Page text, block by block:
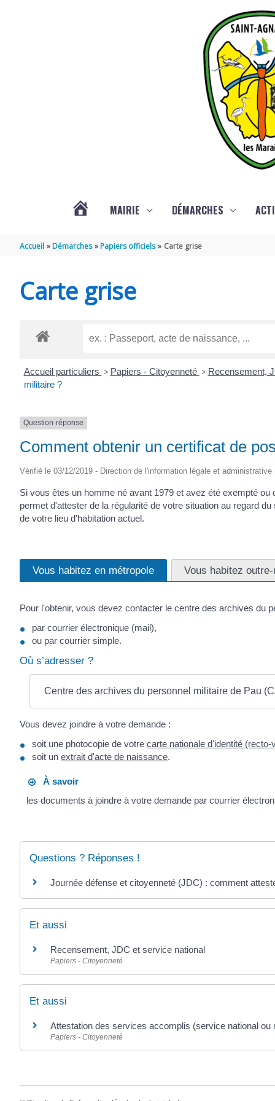
SAINT-
MAIRIE DÉMARCHES
Accueil Démarches Papiers officiels Carte grise
Carte grise
Accueil particuliers > Papiers - Citoyenneté > Recensement,
militaire ?
Question-réponse
Comment obtenir un certificat de
Vérifié le 03/12/2019 - Direction de l'information légale et administrative
Si vous êtes un homme né avant 1979 et avez été exempté
permet d'attester de la régularité de votre situation au regard
de votre lieu d'habitation actuel.
Vous habitez en métropole Vous habitez
Pour l'obtenir, vous devez contacter le centre des archives du
par courrier électronique (mail),
ou par courrier simple.
Où s’adresser ?
Centre des archives du personnel militaire de Pau
Vous devez joindre à votre demande :
soit une photocopie de votre carte nationale d'identité
soit un extrait d'acte de naissance.
À savoir
les documents à joindre à votre demande par courrier
Questions ? Réponses !
Journée défense et citoyenneté (JDC) : comment
Et aussi
Recensement, JDC et service national
Papiers - Citoyenneté
Et aussi
Attestation des services accomplis (service national ou
Papiers - Citoyenneté